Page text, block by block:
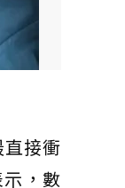
接衝
，數